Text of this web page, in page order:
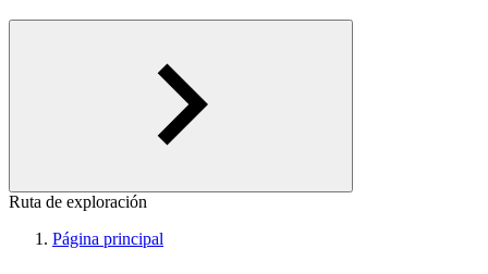
Ruta de exploración
Página principal